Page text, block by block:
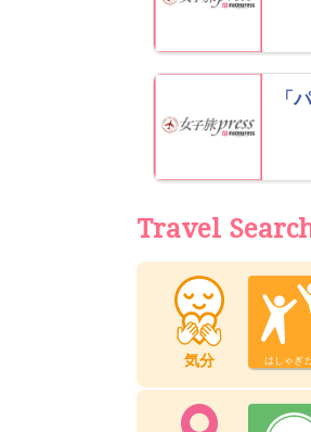
「
Travel
気分 はしゃぎ